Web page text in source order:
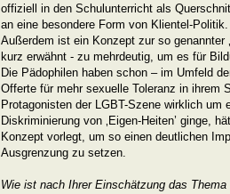
offiziell in den Schulunterricht als
an eine besondere Form von Klientel-Politik.
Außerdem ist ein Konzept zur so genannter
kurz erwähnt - zu mehrdeutig, um es für
Die Pädophilen haben schon – im Umfeld
Offerte für mehr sexuelle Toleranz in ihrem
Protagonisten der LGBT-Szene wirklich um
Diskriminierung von ‚Eigen-Heiten’ ginge,
Konzept vorlegt, um so einen deutlichen
Ausgrenzung zu setzen.
Wie ist nach Ihrer Einschätzung das